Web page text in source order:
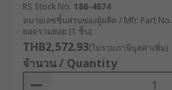
RS Stock No. 186-4674
หมายเลขชิ้นส่วนของผู้ผลิต / Mfr. Part No.
ยอดรวมย่อย (1 ชิ้น)
THB2,572.93(ไม่รวมภาษีมูลค่าเพิ่ม)
จำนวน / Quantity